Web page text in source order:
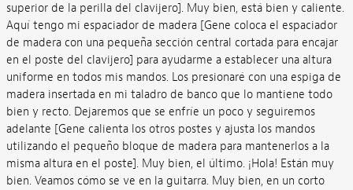
superior de la perilla del clavijero]. Muy bien, está bien y caliente.
Aquí tengo mi espaciador de madera [Gene coloca el espaciador
de madera con una pequeña sección central cortada para encajar
en el poste del clavijero] para ayudarme a establecer una altura
uniforme en todos mis mandos. Los presionaré con una espiga de
madera insertada en mi taladro de banco que lo mantiene todo
bien y recto. Dejaremos que se enfríe un poco y seguiremos
adelante [Gene calienta los otros postes y ajusta los mandos
utilizando el pequeño bloque de madera para mantenerlos a la
misma altura en el poste]. Muy bien, el último. ¡Hola! Están muy
bien. Veamos cómo se ve en la guitarra. Muy bien, en un corto